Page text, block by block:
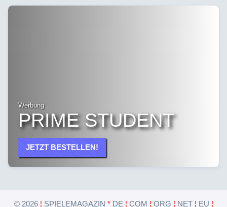
Werbung
PRIME STUDENT
JETZT BESTELLEN!
© 2026 ¦ SPIELEMAGAZIN * DE ¦ COM ¦ ORG ¦ NET ¦ EU ¦